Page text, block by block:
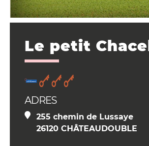
Le petit
ADRES
255 chemin de Lussaye
26120 CHÂTEAUDOUBLE